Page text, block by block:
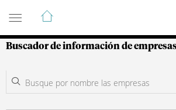
Guía de Empresas
Buscador de información de empresas